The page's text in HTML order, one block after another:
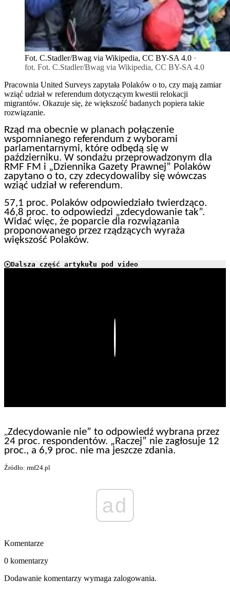
Fot. C.Stadler/Bwag via Wikipedia, CC BY-SA 4.0 ·
fot. Fot. C.Stadler/Bwag via Wikipedia, CC BY-SA 4.0
Pracownia United Surveys zapytała Polaków o to, czy mają zamiar
wziąć udział w referendum dotyczącym kwestii relokacji
migrantów. Okazuje się, że większość badanych popiera takie
rozwiązanie.
Rząd ma obecnie w planach połączenie
wspomnianego referendum z wyborami
parlamentarnymi, które odbędą się w
październiku. W sondażu przeprowadzonym dla
RMF FM i „Dziennika Gazety Prawnej” Polaków
zapytano o to, czy zdecydowaliby się wówczas
wziąć udział w referendum.
57,1 proc. Polaków odpowiedziało twierdząco.
46,8 proc. to odpowiedzi „zdecydowanie tak”.
Widać więc, że poparcie dla rozwiązania
proponowanego przez rządzących wyraża
większość Polaków.
Dalsza część artykułu pod video
„Zdecydowanie nie” to odpowiedź wybrana przez
24 proc. respondentów. „Raczej” nie zagłosuje 12
proc., a 6,9 proc. nie ma jeszcze zdania.
Źródło: rmf24.pl
ad
Komentarze
0 komentarzy
Dodawanie komentarzy wymaga zalogowania.